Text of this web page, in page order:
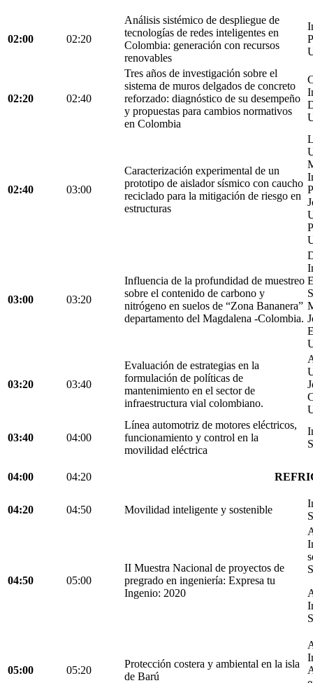
02:00 02:20
Análisis sistémico de despliegue de
tecnologías de redes inteligentes en
Colombia: generación con recursos
renovables
02:20 02:40
Tres años de investigación sobre el
sistema de muros delgados de concreto
reforzado: diagnóstico de su desempeño
y propuestas para cambios normativos
en Colombia
02:40 03:00
Caracterización experimental de un
prototipo de aislador sísmico con caucho
reciclado para la mitigación de riesgo en
estructuras
03:00 03:20
Influencia de la profundidad de muestreo
sobre el contenido de carbono y
nitrógeno en suelos de “Zona Bananera”
departamento del Magdalena -Colombia.
03:20 03:40
Evaluación de estrategias en la
formulación de políticas de
mantenimiento en el sector de
infraestructura vial colombiano.
03:40 04:00
Línea automotriz de motores eléctricos,
funcionamiento y control en la
movilidad eléctrica
04:00 04:20
04:20 04:50 Movilidad inteligente y sostenible
04:50 05:00
II Muestra Nacional de proyectos de
pregrado en ingeniería: Expresa tu
Ingenio: 2020
05:00 05:20
Protección costera y ambiental en la isla
de Barú